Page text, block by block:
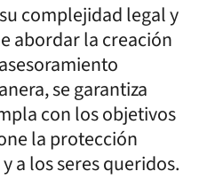
complejidad legal y
abordar la creación
se garantiza
con los objetivos
la protección
a los seres queridos.